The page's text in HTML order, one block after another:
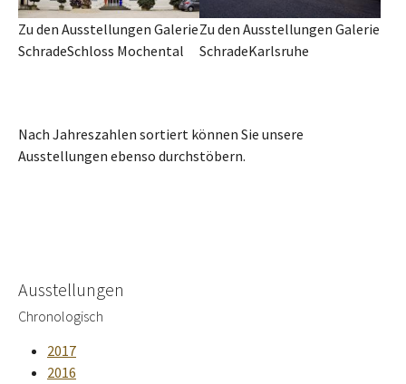
Zu den Ausstellungen Galerie
SchradeSchloss Mochental
Zu den Ausstellungen Galerie
SchradeKarlsruhe
Nach Jahreszahlen sortiert können Sie unsere
Ausstellungen ebenso durchstöbern.
Ausstellungen
Chronologisch
2017
2016